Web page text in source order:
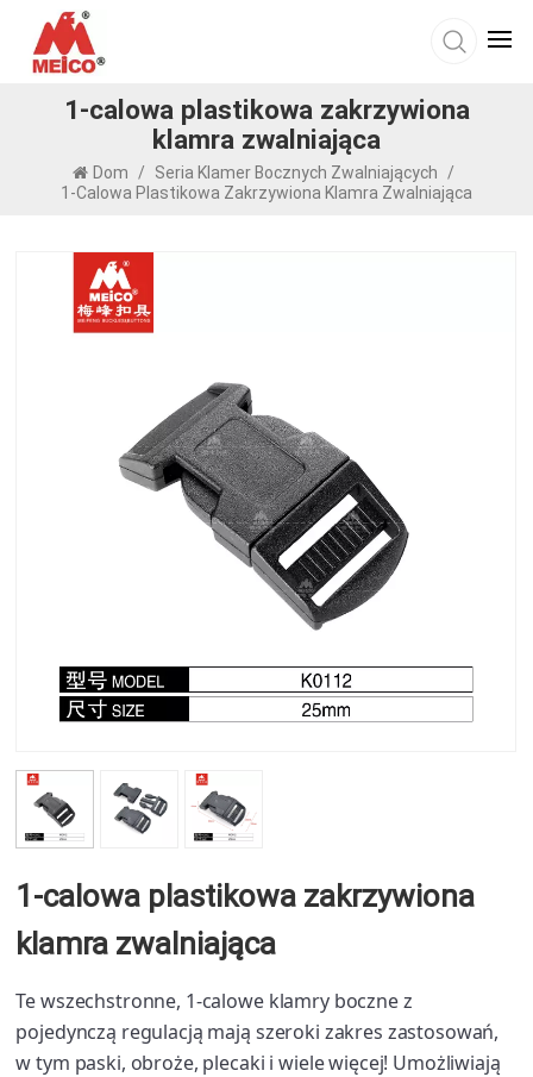
1-calowa plastikowa zakrzywiona
klamra zwalniająca
Dom / Seria Klamer Bocznych Zwalniających
/
1-Calowa Plastikowa Zakrzywiona Klamra Zwalniająca
1-calowa plastikowa zakrzywiona
klamra zwalniająca
Te wszechstronne, 1-calowe klamry boczne z
pojedynczą regulacją mają szeroki zakres zastosowań,
w tym paski, obroże, plecaki i wiele więcej! Umożliwiają